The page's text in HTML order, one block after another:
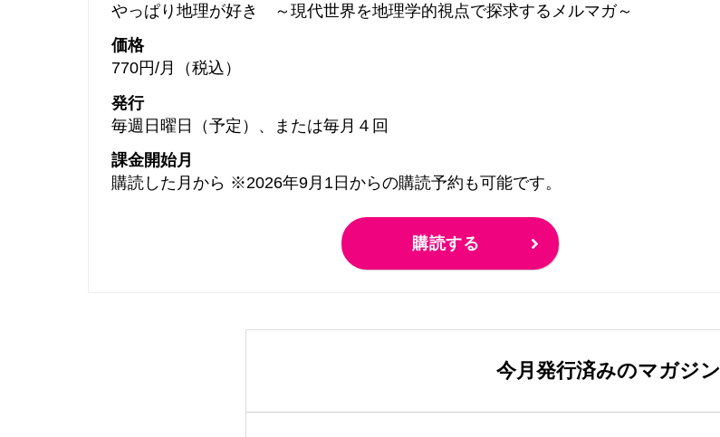
やっぱり地理が好き ～現代世界を地理学的視点で探求するメルマガ～
価格
770円/月（税込）
発行
毎週日曜日（予定）、または毎月４回
課金開始月
購読した月から ※2026年9月1日からの購読予約も可能です。
購読する
今月発行済みのマガジン